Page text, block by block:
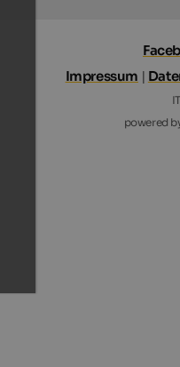
Impressum |
powered